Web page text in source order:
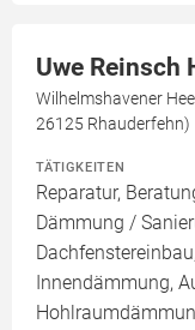
Uwe Reinsch
Wilhelmshavener
26125 Rhauderfehn)
TÄTIGKEITEN
Reparatur,
Dämmung /
Innendämmung,